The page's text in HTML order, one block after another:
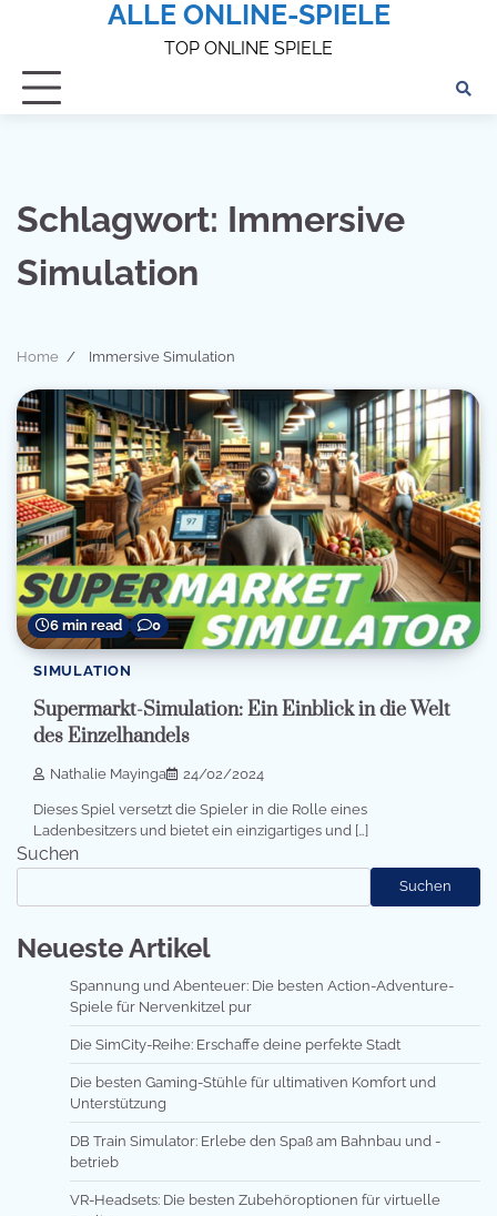
ALLE ONLINE-SPIELE
TOP ONLINE SPIELE
Schlagwort: Immersive
Simulation
Home Immersive Simulation
6 min read 0
SIMULATION
Supermarkt-Simulation: Ein Einblick in die Welt
des Einzelhandels
Nathalie Mayinga 24/02/2024
Dieses Spiel versetzt die Spieler in die Rolle eines
Ladenbesitzers und bietet ein einzigartiges und […]
Suchen
Suchen
Neueste Artikel
Spannung und Abenteuer: Die besten Action-Adventure-
Spiele für Nervenkitzel pur
Die SimCity-Reihe: Erschaffe deine perfekte Stadt
Die besten Gaming-Stühle für ultimativen Komfort und
Unterstützung
DB Train Simulator: Erlebe den Spaß am Bahnbau und -
betrieb
VR-Headsets: Die besten Zubehöroptionen für virtuelle